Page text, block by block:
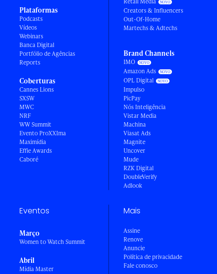
Plataformas
Podcasts
Vídeos
Webinars
Banca Digital
Portfólio de Agências
Reports
Coberturas
Cannes Lions
SXSW
MWC
NRF
WW Summit
Evento ProXXIma
Maximídia
Effie Awards
Caboré
Creators & Influencers
Out-Of-Home
Martechs & Adtechs
Brand Channels
IMO
Amazon Ads
OPL Digital
Impulso
PicPay
Nós Inteligência
Vistar Media
Machina
Viasat Ads
Magnite
Uncover
Mude
RZK Digital
DoubleVerify
Adlook
Eventos
Março
Women to Watch Summit
Abril
Mídia Master
Mais
Assine
Renove
Anuncie
Política de privacidade
Fale conosco